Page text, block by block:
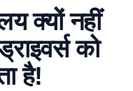
क्यों नहीं
को
है!